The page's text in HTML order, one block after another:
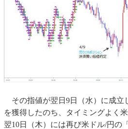
その指値が翌日9日（水）に成立
を獲得したのち、タイミングよく
翌10日（木）には再び米ドル/円の